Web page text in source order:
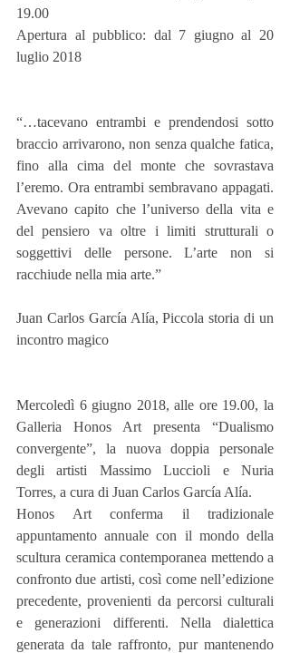
19.00
Apertura al pubblico: dal 7 giugno al 20
luglio 2018
“…tacevano entrambi e prendendosi sotto
braccio arrivarono, non senza qualche fatica,
fino alla cima del monte che sovrastava
l’eremo. Ora entrambi sembravano appagati.
Avevano capito che l’universo della vita e
del pensiero va oltre i limiti strutturali o
soggettivi delle persone. L’arte non si
racchiude nella mia arte.”
Juan Carlos García Alía, Piccola storia di un
incontro magico
Mercoledì 6 giugno 2018, alle ore 19.00, la
Galleria Honos Art presenta “Dualismo
convergente”, la nuova doppia personale
degli artisti Massimo Luccioli e Nuria
Torres, a cura di Juan Carlos García Alía.
Honos Art conferma il tradizionale
appuntamento annuale con il mondo della
scultura ceramica contemporanea mettendo a
confronto due artisti, così come nell’edizione
precedente, provenienti da percorsi culturali
e generazioni differenti. Nella dialettica
generata da tale raffronto, pur mantenendo